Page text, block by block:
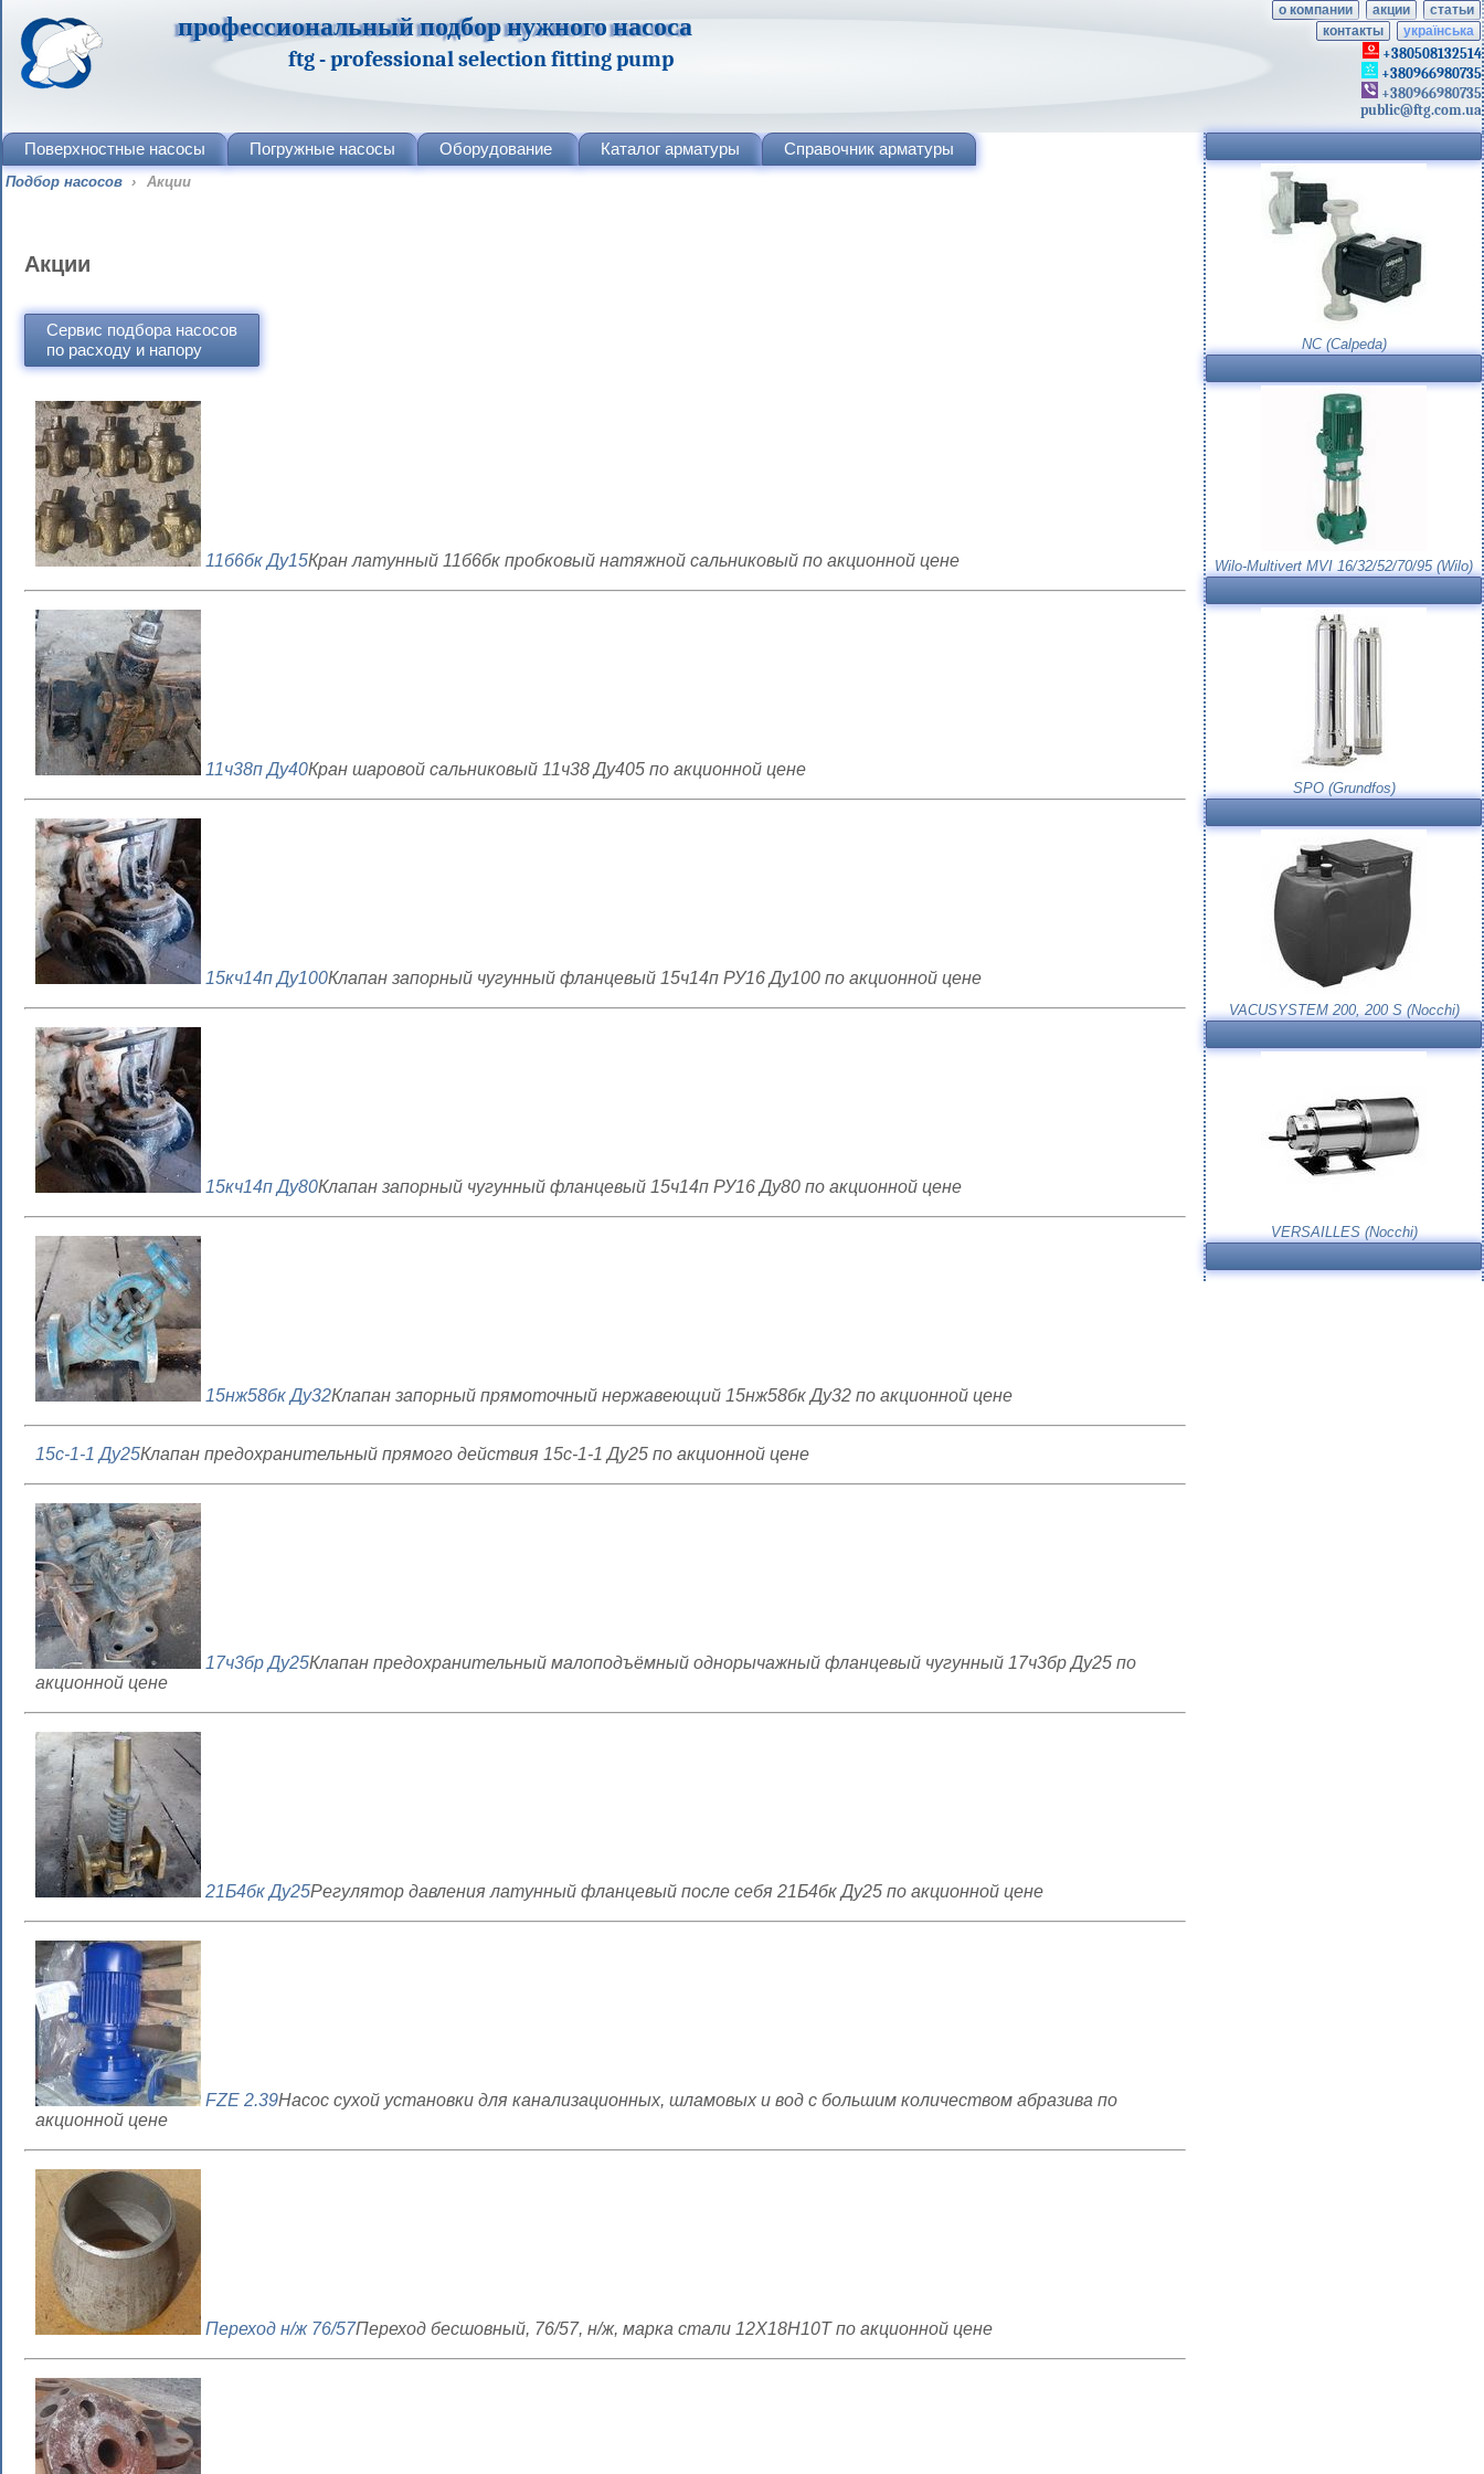
профессиональный подбор нужного насоса
ftg - professional selection fitting pump
о компании акции
статьи
контакты
українська
+380508132514
+380966980735
+380966980735
public@ftg.com.ua
Поверхностные насосы Погружные насосы Оборудование Каталог арматуры Справочник арматуры
Подбор насосов › Акции
Акции
Сервис подбора насосов
по расходу и напору
11б6бк Ду15Кран латунный 11б6бк пробковый натяжной сальниковый по акционной цене
11ч38п Ду40Кран шаровой сальниковый 11ч38 Ду405 по акционной цене
15кч14п Ду100Клапан запорный чугунный фланцевый 15ч14п РУ16 Ду100 по акционной цене
15кч14п Ду80Клапан запорный чугунный фланцевый 15ч14п РУ16 Ду80 по акционной цене
15нж58бк Ду32Клапан запорный прямоточный нержавеющий 15нж58бк Ду32 по акционной цене
15с-1-1 Ду25Клапан предохранительный прямого действия 15с-1-1 Ду25 по акционной цене
17ч3бр Ду25Клапан предохранительный малоподъёмный однорычажный фланцевый чугунный 17ч3бр Ду25 по
акционной цене
21Б4бк Ду25Регулятор давления латунный фланцевый после себя 21Б4бк Ду25 по акционной цене
FZE 2.39Насос сухой установки для канализационных, шламовых и вод с большим количеством абразива по
акционной цене
Переход н/ж 76/57Переход бесшовный, 76/57, н/ж, марка стали 12Х18Н10Т по акционной цене
NC (Calpeda)
Wilo-Multivert MVI 16/32/52/70/95 (Wilo)
SPO (Grundfos)
VACUSYSTEM 200, 200 S (Nocchi)
VERSAILLES (Nocchi)